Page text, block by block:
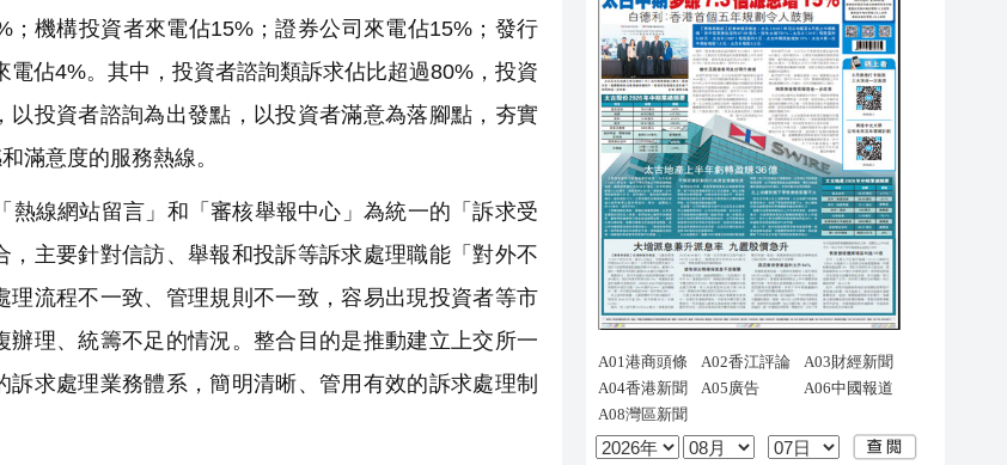
機構投資者來電佔15%；證券公司來電佔15%；發行
佔4%。其中，投資者諮詢類訴求佔比超過80%，投資
投資者諮詢為出發點，以投資者滿意為落腳點，夯實
滿意度的服務熱線。
線網站留言」和「審核舉報中心」為統一的「訴求受
主要針對信訪、舉報和投訴等訴求處理職能「對外不
流程不一致、管理規則不一致，容易出現投資者等市
理、統籌不足的情況。整合目的是推動建立上交所一
求處理業務體系，簡明清晰、管用有效的訴求處理制